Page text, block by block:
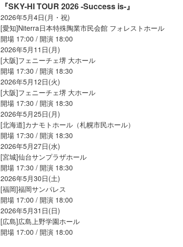
『SKY-HI TOUR 2026 -Success is-』
2026年5月4日(月・祝)
[愛知]Niterra日本特殊陶業市民会館 フォレストホール
開場 17:00 / 開演 18:00
2026年5月11日(月)
[大阪]フェニーチェ堺 大ホール
開場 17:30 / 開演 18:30
2026年5月12日(火)
[大阪]フェニーチェ堺 大ホール
開場 17:30 / 開演 18:30
2026年5月25日(月)
[北海道]カナモトホール（札幌市民ホール）
開場 17:30 / 開演 18:30
2026年5月27日(水)
[宮城]仙台サンプラザホール
開場 17:30 / 開演 18:30
2026年5月30日(土)
[福岡]福岡サンパレス
開場 17:00 / 開演 18:00
2026年5月31日(日)
[広島]広島上野学園ホール
開場 17:00 / 開演 18:00